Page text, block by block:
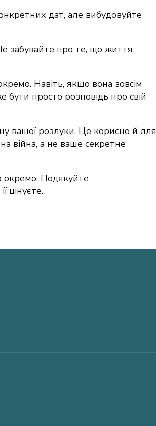
дат, але вибудовуйте
забувайте про те, що життя
Навіть, якщо вона зовсім
бути просто розповідь про свій
вашої розлуки. Це корисно й для
війна, а не ваше секретне
окремо. Подякуйте
цінуєте.